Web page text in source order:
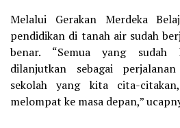
Melalui Gerakan Merdeka
pendidikan di tanah air sudah
benar. “Semua yang sudah
dilanjutkan sebagai
sekolah yang kita cita-
melompat ke masa depan,”